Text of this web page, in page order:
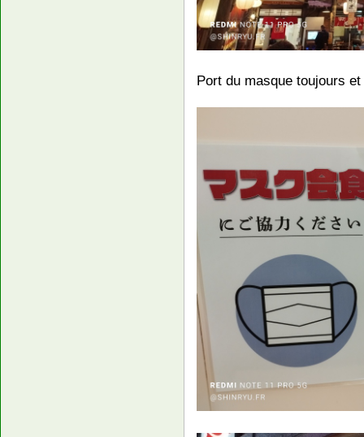
Port du masque toujours